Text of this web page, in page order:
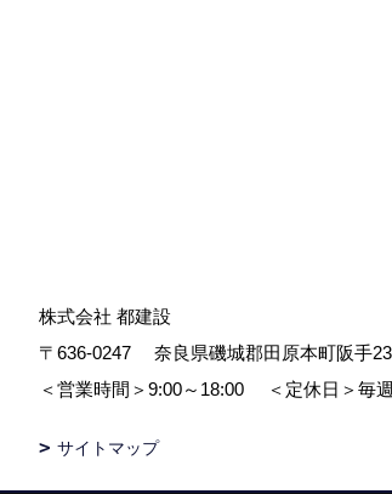
株式会社 都建設
〒636-0247
奈良県磯城郡田原本町阪手
＜営業時間＞9:00～18:00
＜定休日＞毎
サイトマップ